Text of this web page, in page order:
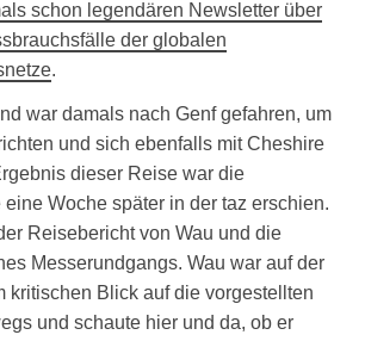
schon legendären Newsletter über
der globalen
.
war damals nach Genf gefahren, um
und sich ebenfalls mit Cheshire
dieser Reise war die
Woche später in der taz erschien.
Reisebericht von Wau und die
Messerundgangs. Wau war auf der
kritischen Blick auf die vorgestellten
und schaute hier und da, ob er